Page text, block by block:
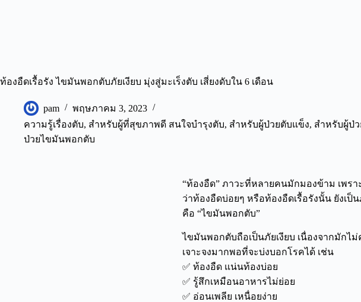
ท้องอืดเรื้อรัง ไขมันพอกตับภัยเงียบ มุ่งสู่มะเร็งตับ เสี่ยงดับใน 6 เดือน
pam
พฤษภาคม 3, 2023
ความรู้เรื่องตับ, สำหรับผู้ที่สุขภาพดี สนใจบำรุงตับ, สำหรับผู้ป่วยตับแข็ง, สำหรับผู้ป่ว
ป่วยไขมันพอกตับ
“ท้องอืด” ภาวะที่หลายคนมักมองข้าม เพร
ว่าท้องอืดบ่อยๆ หรือท้องอืดเรื้อรังนั้น ยังเ
คือ “ไขมันพอกตับ”
ไขมันพอกตับถือเป็นภัยเงียบ เนื่องจากมักไ
เจาะจงมากพอที่จะบ่งบอกโรคได้ เช่น
✅ ท้องอืด แน่นท้องบ่อย
✅ รู้สึกเหมือนอาหารไม่ย่อย
✅ อ่อนเพลีย เหนื่อยง่าย